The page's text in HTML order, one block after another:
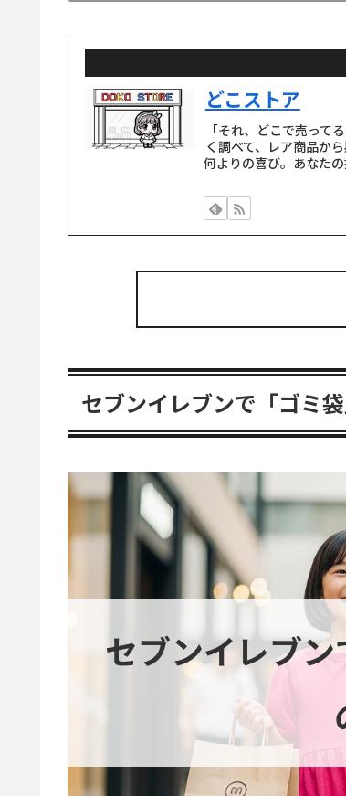
どこストア
「それ、どこで売って
く調べて、レア商品か
何よりの喜び。あなた
セブンイレブンで「ゴミ
セブンイレブ